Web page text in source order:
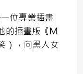
位專業插畫
的插畫版《Ｍ
），向黑人女